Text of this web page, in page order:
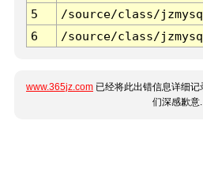
5
/source/class/
6
/source/class/
www.365jz.com 已经将此出错信息详细
们深感歉意.